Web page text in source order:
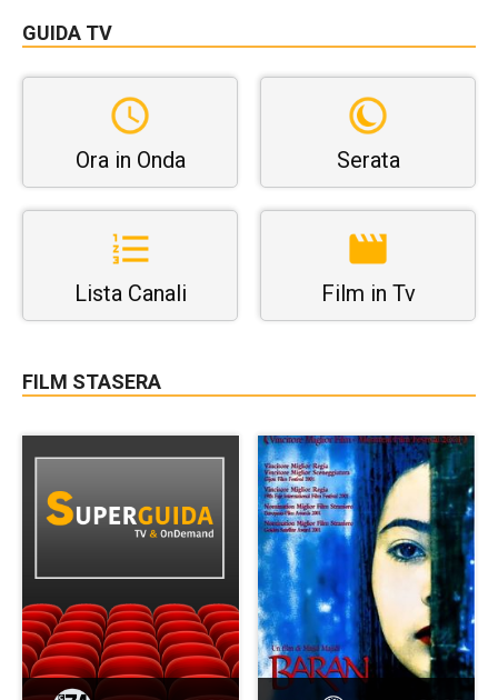
GUIDA TV
Ora in Onda Serata
Lista Canali Film in Tv
FILM STASERA